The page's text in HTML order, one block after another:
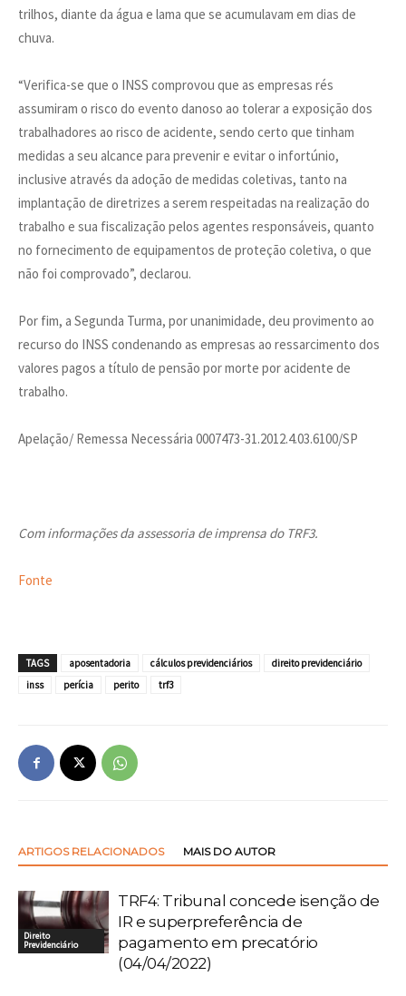
trilhos, diante da água e lama que se acumulavam em dias de
chuva.
“Verifica-se que o INSS comprovou que as empresas rés
assumiram o risco do evento danoso ao tolerar a exposição dos
trabalhadores ao risco de acidente, sendo certo que tinham
medidas a seu alcance para prevenir e evitar o infortúnio,
inclusive através da adoção de medidas coletivas, tanto na
implantação de diretrizes a serem respeitadas na realização do
trabalho e sua fiscalização pelos agentes responsáveis, quanto
no fornecimento de equipamentos de proteção coletiva, o que
não foi comprovado”, declarou.
Por fim, a Segunda Turma, por unanimidade, deu provimento ao
recurso do INSS condenando as empresas ao ressarcimento dos
valores pagos a título de pensão por morte por acidente de
trabalho.
Apelação/ Remessa Necessária 0007473-31.2012.4.03.6100/SP
Com informações da assessoria de imprensa do TRF3.
Fonte
TAGS aposentadoria cálculos previdenciários
direito previdenciário
inss
perícia perito trf3
ARTIGOS RELACIONADOS MAIS DO AUTOR
Direito
Previdenciário
TRF4: Tribunal concede isenção de
IR e superpreferência de
pagamento em precatório
(04/04/2022)